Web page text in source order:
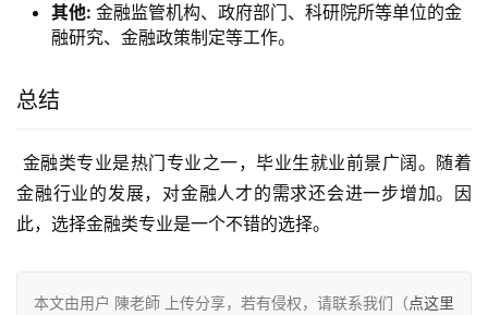
其他: 金融监管机构、政府部门、科研院所等单位的金
融研究、金融政策制定等工作。
总结
金融行业的发展，对金融人才的需求还会进一步增加。因
此，选择金融类专业是一个不错的选择。
本文由用户 陳老師 上传分享，若有侵权，请联系我们（点这里